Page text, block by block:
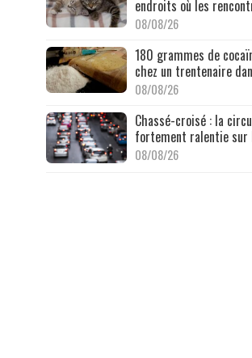
endroits où les
08/08/26
180 grammes de
chez un trentenaire
08/08/26
Chassé-croisé : la
fortement ralentie sur
08/08/26